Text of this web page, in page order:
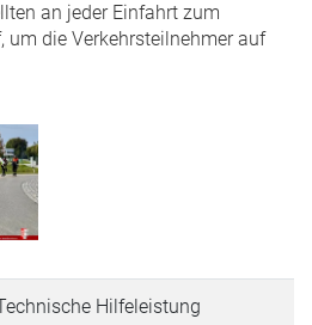
an jeder Einfahrt zum
um die Verkehrsteilnehmer auf
Hilfeleistung